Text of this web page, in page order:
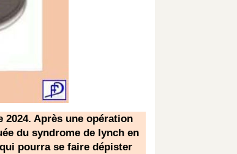
2024. Après une opération
du syndrome de lynch en
pourra se faire dépister